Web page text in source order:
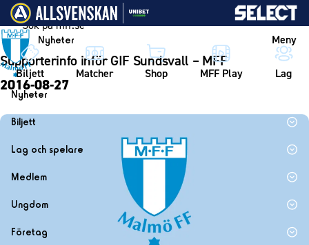
Vidare till innehållet
Nyheter Meny
Biljett Matcher Shop MFF Play Lag
Nyheter
Nyheter
Biljett
Biljett
Mitt MFF
Biljetter till bortamatcher
Lag och spelare
Lag
Spelare
Ledarstab
Medlem
Medlemskap i Malmö FF
Ungdom
MFF Ungdom
Företag
Supporterinfo inför GIF Sundsvall – MFF
2016-08-27